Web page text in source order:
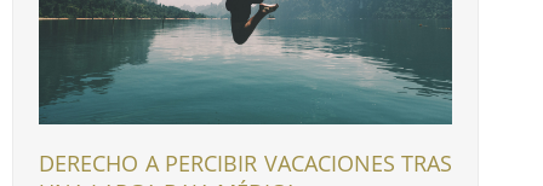
DERECHO A PERCIBIR VACACIONES TRAS